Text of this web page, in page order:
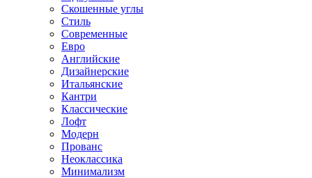
Скошенные углы
Стиль
Современные
Евро
Английские
Дизайнерские
Итальянские
Кантри
Классические
Лофт
Модерн
Прованс
Неоклассика
Минимализм